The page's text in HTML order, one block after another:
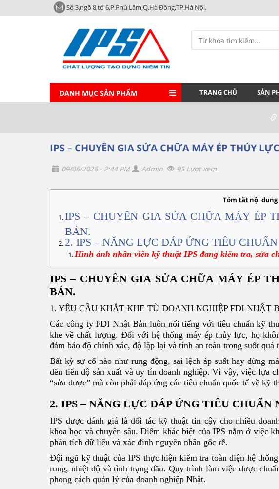
Số 3,ngõ 8,tổ 6,P.Phú Lãm,Q.Hà Đông,TP.Hà Nội.
DANH MỤC SẢN PHẨM TRANG CHỦ SẢN
IPS – CHUYÊN GIA SỬA CHỮA MÁY ÉP THỦY
09/06/2026 - 2:44 PM Admin 95 Lượt xem
Tóm tắt nội dung
IPS – CHUYÊN GIA SỬA CHỮA MÁY ÉP
BẢN.
2. IPS – NĂNG LỰC ĐÁP ỨNG TIÊU
Hình ảnh nhân viên kỹ thuật IPS đang kiểm tra, sửa
IPS – CHUYÊN GIA SỬA CHỮA MÁY ÉP
BẢN.
1. YÊU CẦU KHẮT KHE TỪ DOANH NGHIỆP FDI NHẬT
Các công ty FDI Nhật Bản luôn nổi tiếng với tiêu chuẩn kỹ
khe về chất lượng. Đối với hệ thống máy ép thủy lực, họ
đảm bảo độ chính xác, độ lặp lại và tính an toàn trong suốt quá
Bất kỳ sự cố nào như rung động, sai lệch áp suất hay dừng
đến tiến độ sản xuất và uy tín doanh nghiệp. Vì vậy, việc lựa
“sửa được” mà còn phải đáp ứng các tiêu chuẩn quốc tế về kỹ
2. IPS – NĂNG LỰC ĐÁP ỨNG TIÊU CHUẨN
IPS được đánh giá là đối tác kỹ thuật tin cậy cho nhiều
khoa học và chuyên sâu. Điểm khác biệt của IPS nằm ở việc
phân tích dữ liệu và xác định nguyên nhân gốc rễ.
Đội ngũ kỹ thuật của IPS thực hiện kiểm tra toàn diện hệ
rung, nhiệt độ và tình trạng dầu. Quy trình làm việc được
phong cách quản lý của doanh nghiệp Nhật.